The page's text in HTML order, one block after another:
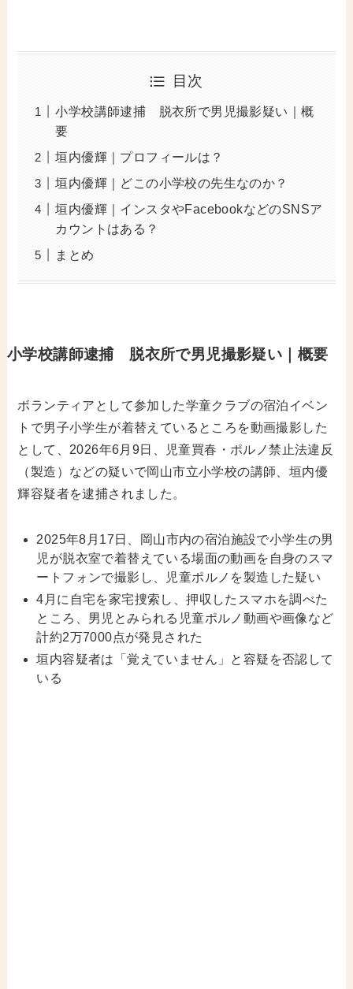
目次
小学校講師逮捕 脱衣所で男児撮影疑い｜概
要
垣内優輝｜プロフィールは？
垣内優輝｜どこの小学校の先生なのか？
垣内優輝｜インスタやFacebookなどのSNSア
カウントはある？
まとめ
小学校講師逮捕 脱衣所で男児撮影疑い｜概要
ボランティアとして参加した学童クラブの宿泊イベン
トで男子小学生が着替えているところを動画撮影した
として、2026年6月9日、児童買春・ポルノ禁止法違反
（製造）などの疑いで岡山市立小学校の講師、垣内優
輝容疑者を逮捕されました。
2025年8月17日、岡山市内の宿泊施設で小学生の男
児が脱衣室で着替えている場面の動画を自身のスマ
ートフォンで撮影し、児童ポルノを製造した疑い
4月に自宅を家宅捜索し、押収したスマホを調べた
ところ、男児とみられる児童ポルノ動画や画像など
計約2万7000点が発見された
垣内容疑者は「覚えていません」と容疑を否認して
いる